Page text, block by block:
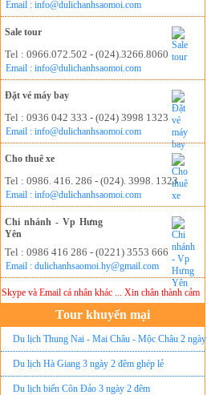
Email : info@dulichanhsaomoi.com
Sale tour
Tel : 0966.072.502 - (024).3266.8060
Email : info@dulichanhsaomoi.com
Đặt vé máy bay
Tel : 0936 042 333 - (024) 3998 1323
Email : info@dulichanhsaomoi.com
Cho thuê xe
Tel : 0986. 416. 286 - (024). 3998. 1323
Email : info@dulichanhsaomoi.com
Chi nhánh - Vp Hưng
Yên
Tel : 0986 416 286 - (0221) 3553 666
Email : dulichanhsaomoi.hy@gmail.com
và Email cá nhân khác ... Xin chân thành cảm ơn!
Tour khuyến mại
Du lịch Thung Nai - Mai Châu - Mộc Châu 2 ngày
ghép lẻ
Du lịch Hà Giang 3 ngày 2 đêm ghép lẻ
Du lịch biển Côn Đảo 3 ngày 2 đêm